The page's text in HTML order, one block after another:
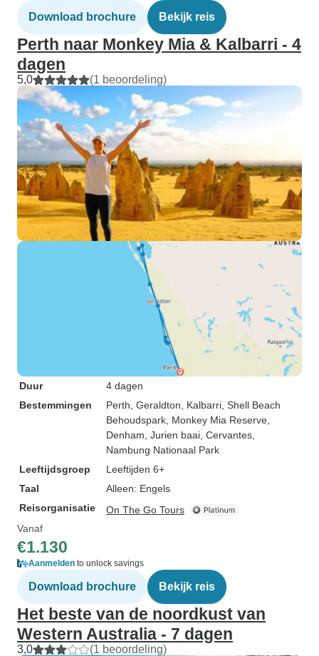
Download brochure Bekijk reis
Perth naar Monkey Mia & Kalbarri - 4
dagen
5,0 (1 beoordeling)
Duur
4 dagen
Bestemmingen
Perth , Geraldton , Kalbarri , Shell Beach
Behoudspark , Monkey Mia Reserve
Denham , Jurien baai , Cervantes
Nambung Nationaal Park
Leeftijdsgroep
Leeftijden 6+
Taal
Alleen: Engels
Reisorganisatie
On The Go Tours
Vanaf
€1.130
Aanmelden to unlock savings
Download brochure Bekijk reis
Het beste van de noordkust van
Western Australia - 7 dagen
3,0 (1 beoordeling)